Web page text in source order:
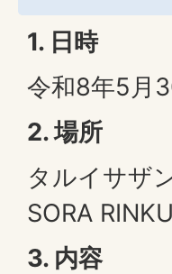
1. 日時
令和8年5月
2. 場所
タルイサザ
SORA RINKU
3. 内容